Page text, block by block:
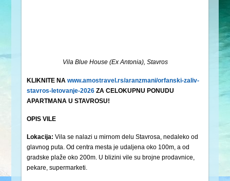
Vila Blue House (Ex Antonia), Stavros
KLIKNITE NAwww.amostravel.rs/aranzmani/orfanski-zaliv-
stavros-letovanje-2026 ZA CELOKUPNU PONUDU
APARTMANA U STAVROSU!
OPIS VILE
Lokacija: Vila se nalazi u mirnom delu Stavrosa, nedaleko od
glavnog puta. Od centra mesta je udaljena oko 100m, a od
gradske plaže oko 200m. U blizini vile su brojne prodavnice,
pekare, supermarketi.